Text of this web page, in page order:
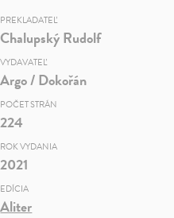
PREKLADATEĽ
Chalupský Rudolf
VYDAVATEĽ
Argo / Dokořán
POČET STRÁN
224
ROK VYDANIA
2021
EDÍCIA
Aliter